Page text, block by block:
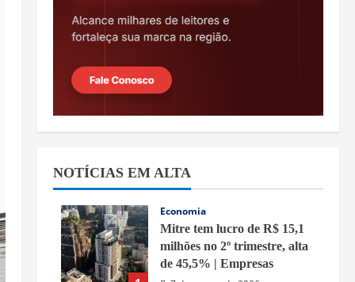
NOTÍCIAS EM ALTA
Economia
Mitre tem lucro de R$ 15,1
milhões no 2º trimestre, alta
de 45,5% | Empresas